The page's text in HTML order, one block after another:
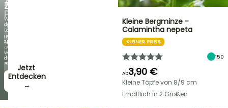
AUSGEWÄHLTE
PFLANZEN!
Entdecken
Sie
jede
Woche
neue
Angebote
Jetzt
zugreifen!
→
ZAMBEZI
Wenn
das
Laub
genauso
spektakulär
ist
wie
die
Blüten!
Entdecken
→
Kleine Bergminze -
Calamintha nepeta
KLEINER PREIS
150
Ab3,90 €
Kleine Töpfe von 8/9 cm
Erhältlich in 2 Größen